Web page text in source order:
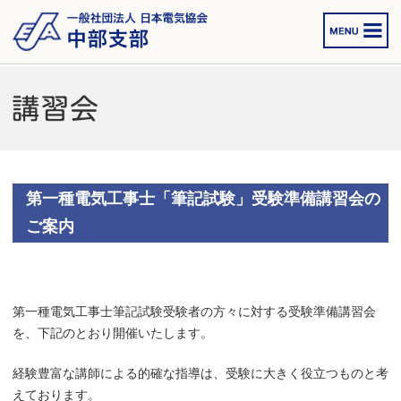
第一種電気工事士「筆記試験」受験準備講習会の
ご案内
第一種電気工事士筆記試験受験者の方々に対する受験準備講習会
を、下記のとおり開催いたします。
経験豊富な講師による的確な指導は、受験に大きく役立つものと考
えております。